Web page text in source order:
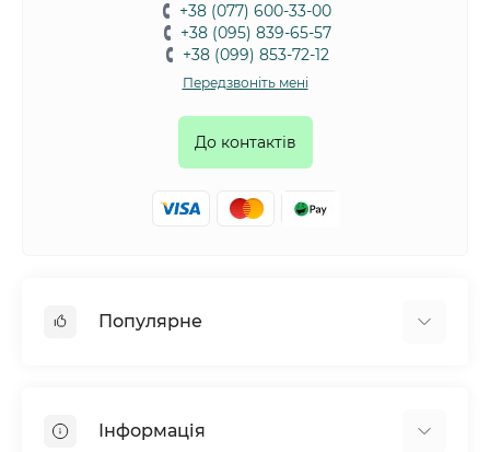
+38 (077) 600-33-00
+38 (095) 839-65-57
+38 (099) 853-72-12
Передзвоніть мені
До контактів
Популярне
Птахи
Інформація